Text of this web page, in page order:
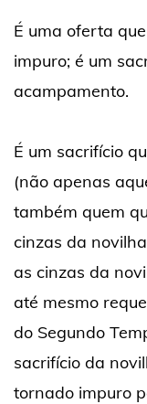
É uma oferta
impuro; é um
acampamento.
É um sacrifício
(não apenas
também quem
cinzas da
as cinzas da
até mesmo
do Segundo
sacrifício da
tornado impuro